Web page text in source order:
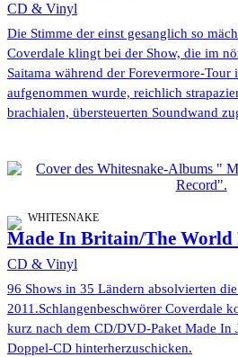
CD & Vinyl
Die Stimme der einst gesanglich so
Coverdale klingt bei der Show, die im
Saitama während der Forevermore-Tour
aufgenommen wurde, reichlich
brachialen, übersteuerten Soundwand
WHITESNAKE
Made In Britain/The World
CD & Vinyl
96 Shows in 35 Ländern absolvierten
2011.Schlangenbeschwörer Coverdale
kurz nach dem CD/DVD-Paket Made In
Doppel-CD hinterherzuschicken.